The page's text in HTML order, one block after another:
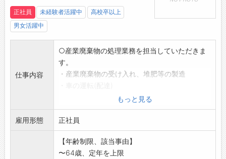
正社員 未経験者活躍中
高校卒以上
男女活躍中
仕事内容
○産業廃棄物の処理業務を担当していただきま
す。
・産業廃棄物の受け入れ、堆肥等の製造
*農家への堆肥供給により、休日が季節により変
動します。
※業務変更の範囲:なし
もっと見る
雇用形態 正社員
【年齢制限、該当事由】
〜64歳、定年を上限